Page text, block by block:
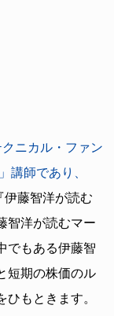
ニカル・ファン
講師であり、
伊藤智洋が読む
智洋が読むマー
でもある伊藤智
短期の株価のル
もときます。